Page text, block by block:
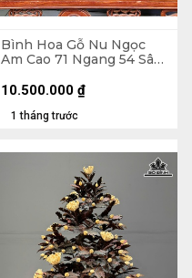
Bình Hoa Gỗ Nu Ngọc
Am Cao 71 Ngang 54 Sâu
Đường Kính 18 (cm)
1 tháng trước
10.500.000 ₫